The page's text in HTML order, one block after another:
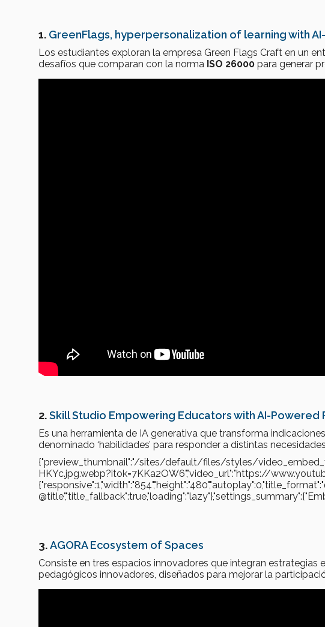
1. GreenFlags, hyperpersonalization of learning with
Los estudiantes exploran la empresa Green Flags Craft en un
desafíos que comparan con la norma ISO 26000 para generar
2.Skill Studio Empowering Educators with AI-Powered
Es una herramienta de IA generativa que transforma
denominado ‘habilidades’ para responder a distintas
{"preview_thumbnail":"/sites/default/files/styles/
HKYc.jpg.webp?itok=7KKa2OW6","video_url":"https://
3.AGORA Ecosystem of Spaces
Consiste en tres espacios innovadores que integran
pedagógicos innovadores, diseñados para mejorar la